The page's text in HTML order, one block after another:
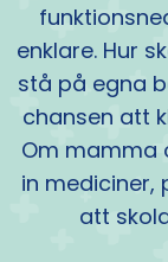
enklare. Hur
stå på egna
chansen att
Om mamma
in mediciner,
att